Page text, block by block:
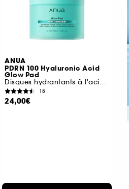
ANUA
PDRN 100 Hyaluronic Acid
Glow Pad
Disques hydrantants à l'acide hyaluronique
18
24,00€